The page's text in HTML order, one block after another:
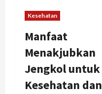
Kesehatan
Manfaat
Menakjubkan
Jengkol untuk
Kesehatan dan